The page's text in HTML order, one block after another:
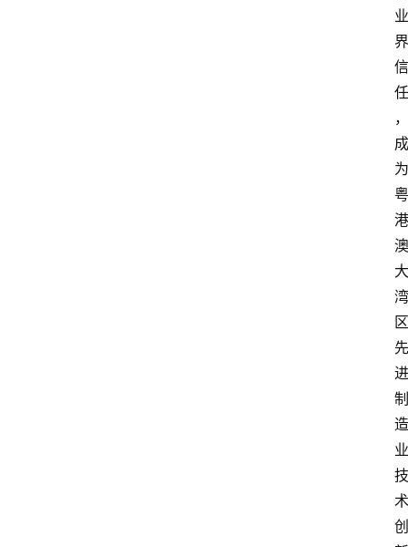
业
界
信
任
，
成
为
粤
港
澳
大
湾
区
先
进
制
造
业
技
术
创